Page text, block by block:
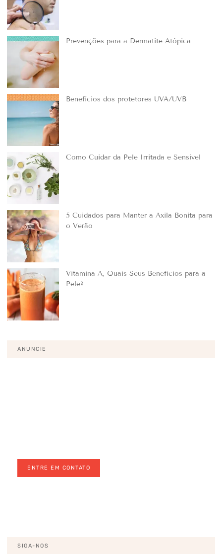
Prevenções para a Dermatite Atópica
Benefícios dos protetores UVA/UVB
Como Cuidar da Pele Irritada e Sensível
5 Cuidados para Manter a Axila Bonita para
o Verão
Vitamina A, Quais Seus Benefícios para a
Pele?
ANUNCIE
ENTRE EM CONTATO
SIGA-NOS